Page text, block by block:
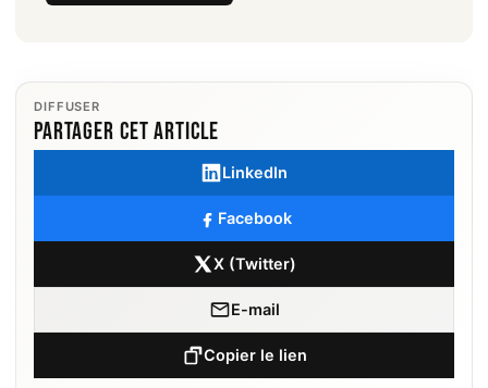
DIFFUSER
Partager cet article
LinkedIn
Facebook
X (Twitter)
E-mail
Copier le lien